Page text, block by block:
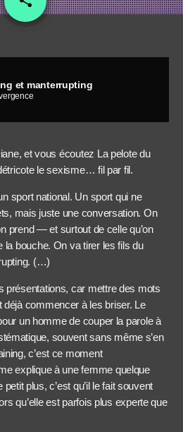
et manterrupting
et vous écoutez La pelote du
le sexisme… fil par fil.
sport national. Un sport qui ne
mais juste une conversation. On
prend — et surtout de celle qu’on
la bouche. On va tirer les fils du
(…)
présentations, car mettre des mots
commencer à les briser. Le
un homme de couper la parole à
souvent sans même s’en
c’est ce moment
explique à une femme quelque
plus, c’est qu’il le fait souvent
qu’elle est parfois plus experte que